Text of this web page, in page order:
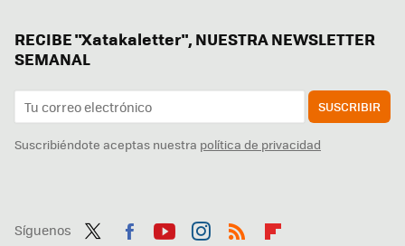
RECIBE "Xatakaletter", NUESTRA NEWSLETTER
SEMANAL
SUSCRIBIR
Suscribiéndote aceptas nuestra política de privacidad
Síguenos